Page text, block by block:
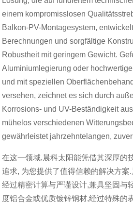
einem kompromisslosen
Balkon-PV-Montagesystem,
Berechnungen und sorgfältige
Robustheit mit geringem Gewicht.
Aluminiumlegierung oder
und mit speziellen
versehen, zeichnet es sich durch
Korrosions- und UV-Beständigkeit
mühelos verschiedenen
gewährleistet jahrzehntelangen,
在这一领域,晨科太阳能凭借其深厚的
追求, 为您提供了值得信赖的解决方案
经过精密计算与严谨设计,兼具坚固与
度铝合金或优质镀锌钢材,经过特殊的